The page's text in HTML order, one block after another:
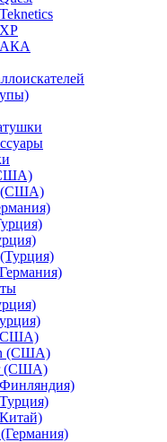
АКА
(США)
(США)
(США)
(США)